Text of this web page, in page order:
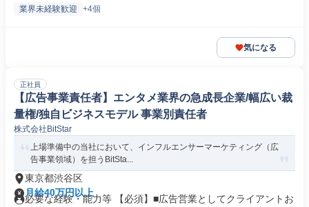
業界未経験歓迎 +4個
気になる
正社員
【広告事業責任者】エンタメ業界の急成長企業/幅広い裁
量権/独自ビジネスモデル 事業別責任者
株式会社BitStar
上場準備中の当社において、インフルエンサーマーケティング（広
告事業領域）を担うBitSta...
東京都渋谷区
月給40万円以上
必要な経験・能力等 【必須】■広告営業としてクライアントお